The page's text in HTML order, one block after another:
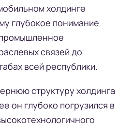
холдинге
глубокое понимание
промышленное
связей до
всей республики.
структуру холдинга
он глубоко погрузился в